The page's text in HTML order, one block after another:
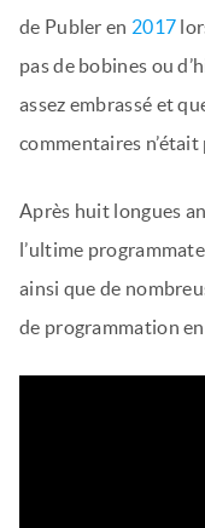
de Publer en 2017
pas de bobines ou
assez embrassé et
commentaires n’était
Après huit longues
l’ultime
ainsi que de
de programmation en